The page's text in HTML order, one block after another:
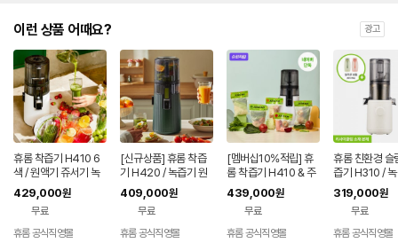
이런 상품 어때요? 광고
휴롬 착즙기 H410 6
색 / 원액기 쥬서기 녹
즙기
429,000원
무료
휴롬 공식직영몰
[신규상품] 휴롬 착즙
기 H420 / 녹즙기 원
액기 쥬서기 엔자임주
스
409,000원
무료
휴롬 공식직영몰
[멤버십10%적립] 휴
롬 착즙기 H410 & 주
스키트 5팩 세트 / 원액
기 쥬서기 녹즙기
439,000원
무료
휴롬 공식직영몰
휴롬 친환경 슬
즙기 H310 /
원액기 쥬서기
주스
319,000원
무료
휴롬 공식직영몰